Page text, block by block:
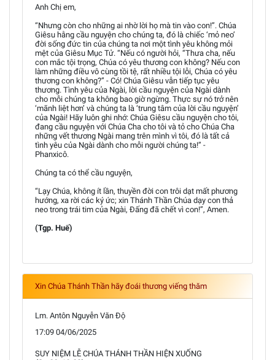
Anh Chị em,
“Nhưng còn cho những ai nhờ lời họ mà tin vào con!”. Chúa
Giêsu hằng cầu nguyện cho chúng ta, đó là chiếc ‘mỏ neo’
đời sống đức tin của chúng ta nơi một tình yêu không mỏi
mệt của Giêsu Mục Tử. “Nếu có người hỏi, “Thưa cha, nếu
con mắc tội trọng, Chúa có yêu thương con không? Nếu con
làm những điều vô cùng tồi tệ, rất nhiều tội lỗi, Chúa có yêu
thương con không?” - Có! Chúa Giêsu vẫn tiếp tục yêu
thương. Tình yêu của Ngài, lời cầu nguyện của Ngài dành
cho mỗi chúng ta không bao giờ ngừng. Thực sự nó trở nên
‘mãnh liệt hơn’ và chúng ta là ‘trung tâm của lời cầu nguyện’
của Ngài! Hãy luôn ghi nhớ: Chúa Giêsu cầu nguyện cho tôi,
đang cầu nguyện với Chúa Cha cho tôi và tỏ cho Chúa Cha
những vết thương Ngài mang trên mình vì tôi, đó là tất cả
tình yêu của Ngài dành cho mỗi người chúng ta!” -
Phanxicô.
Chúng ta có thể cầu nguyện,
“Lạy Chúa, không ít lần, thuyền đời con trôi dạt mất phương
hướng, xa rời các ký ức; xin Thánh Thần Chúa dạy con thả
neo trong trái tim của Ngài, Đấng đã chết vì con!”, Amen.
(Tgp. Huế)
Xin Chúa Thánh Thần hãy đoái thương viếng thăm
Lm. Antôn Nguyễn Văn Độ
17:09 04/06/2025
SUY NIỆM LỄ CHÚA THÁNH THẦN HIỆN XUỐNG